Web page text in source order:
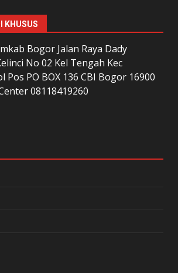
KHUSUS
Bogor Jalan Raya Dady
No 02 Kel Tengah Kec
PO BOX 136 CBI Bogor 16900
08118419260